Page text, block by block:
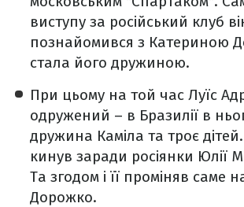
виступу за російський клуб
познайомився з Катериною
стала його дружиною.
При цьому на той час Луїс
одружений – в Бразилії в
дружина Каміла та троє
кинув заради росіянки Юлії
Та згодом і її проміняв саме
Дорожко.